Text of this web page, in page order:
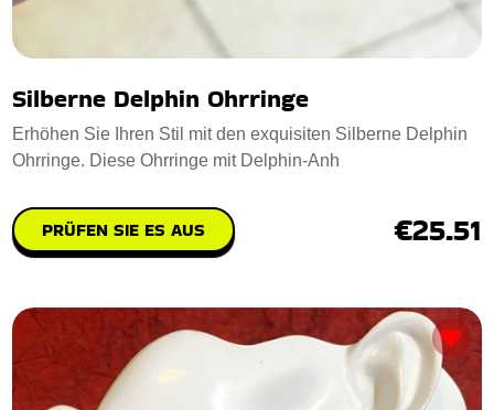
Silberne Delphin Ohrringe
Erhöhen Sie Ihren Stil mit den exquisiten Silberne Delphin
Ohrringe. Diese Ohrringe mit Delphin-Anh
PRÜFEN SIE ES AUS €25.51